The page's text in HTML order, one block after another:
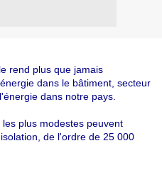
rend plus que jamais
dans le bâtiment, secteur
dans notre pays.
plus modestes peuvent
de l'ordre de 25 000